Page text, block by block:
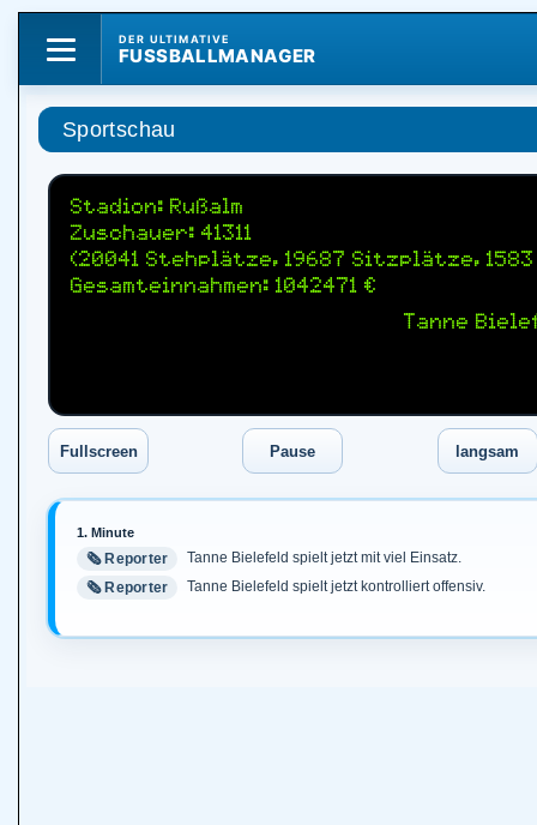
DER ULTIMATIVE
FUSSBALLMANAGER
Sportschau
Stadion: Rußalm
Zuschauer: 41311
(20041 Stehplätze, 19687 Sitzplätze,
Gesamteinnahmen: 1042471 €
Tanne
1. Minute
🗞️ Reporter
Tanne Bielefeld spielt jetzt mit viel Einsatz.
🗞️ Reporter
Tanne Bielefeld spielt jetzt kontrolliert offensiv.